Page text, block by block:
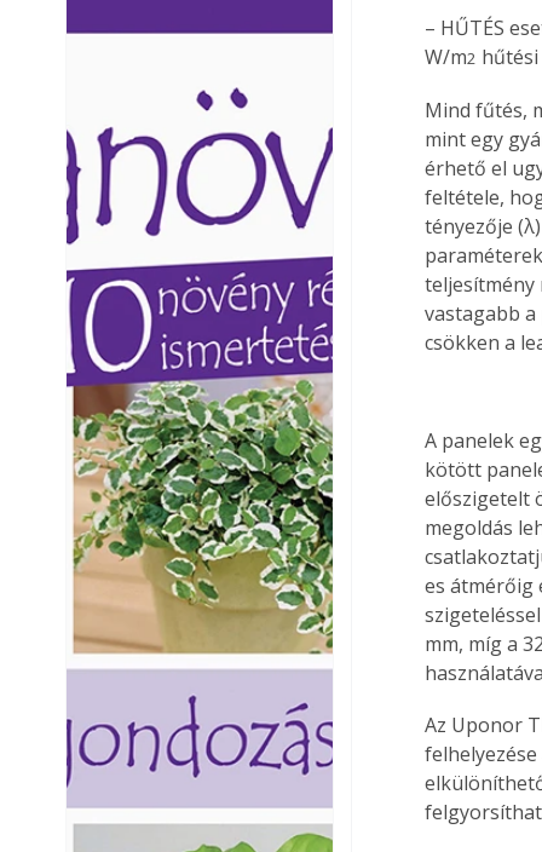
Ezermester
Laptapir kényelmes
– HŰTÉS
W/m2
Mind fűtés,
mint egy
érhető el
feltétele,
tényezője
teljesítmény
vastagabb
csökken a
A panelek
kötött
előszigetelt
megoldás
es átmérőig
mm, míg a
Az Uponor